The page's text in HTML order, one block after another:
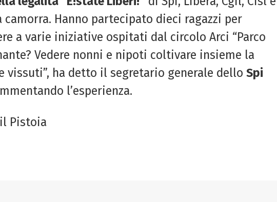
Hanno partecipato dieci ragazzi per
a varie iniziative ospitati dal circolo Arci “Parco
Vedere nonni e nipoti coltivare insieme la
vissuti”, ha detto il segretario generale dello Spi
l’esperienza.
Pistoia